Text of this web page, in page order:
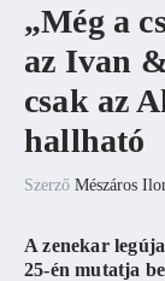
„Még a
az Ivan
csak az
hallható
Szerző Mészáros
A zenekar
25-én mutatja